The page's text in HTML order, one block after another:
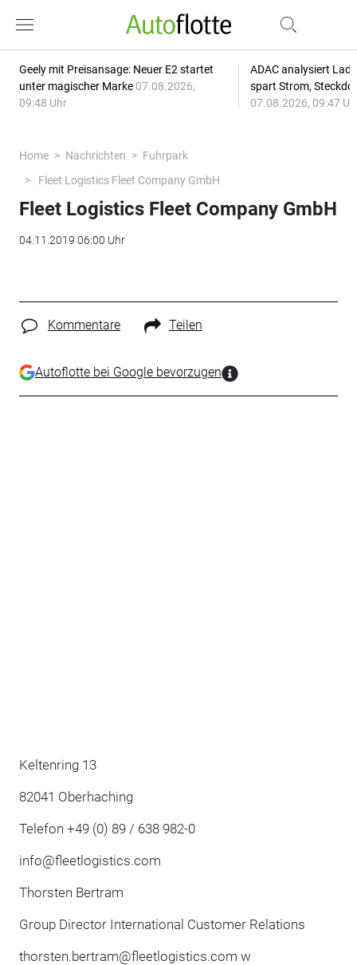
Geely mit Preisansage: Neuer E2 startet
unter magischer Marke 07.08.2026,
09:48 Uhr
ADAC analysiert
spart Strom,
07.08.2026, 09:47
Home Nachrichten
Fuhrpark
Fleet Logistics Fleet Company GmbH
Fleet Logistics Fleet Company GmbH
04.11.2019 06:00 Uhr
Kommentare Teilen
Autoflotte bei Google bevorzugen
Keltenring 13
82041 Oberhaching
Telefon +49 (0) 89 / 638 982-0
info@fleetlogistics.com
Thorsten Bertram
Group Director International Customer Relations
thorsten.bertram@fleetlogistics.com w